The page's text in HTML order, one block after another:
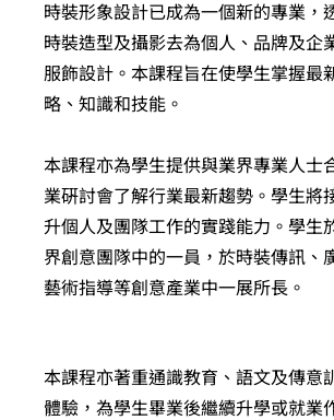
時裝形象設計已成為一個新的專業，
時裝造型及攝影去為個人、品牌及企
服飾設計。本課程旨在使學生掌握最
略、知識和技能。
本課程亦為學生提供與業界專業人士
業硏討會了解行業最新趨勢。學生將
升個人及團隊工作的實踐能力。學生
界創意團隊中的一員，於時裝傳訊、
藝術指導等創意產業中一展所長。
本課程亦著重通識教育、語文及傳意
體驗，為學生畢業後繼續升學或就業